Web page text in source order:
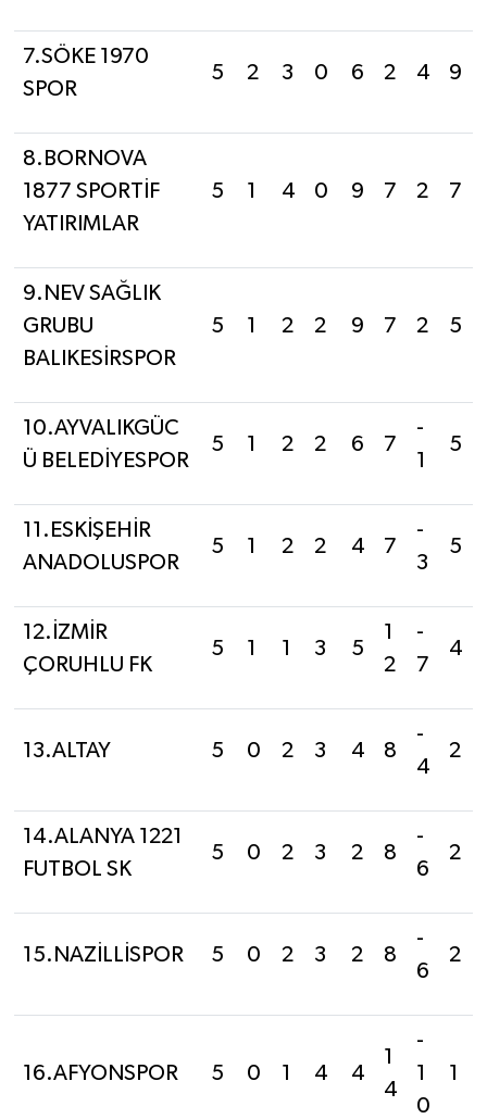
7.SÖKE 1970
SPOR
5 2 3 0 6 2 4 9
8.BORNOVA
1877 SPORTİF
YATIRIMLAR
5 1 4 0 9 7 2 7
9.NEV SAĞLIK
GRUBU
BALIKESİRSPOR
5 1 2 2 9 7 2 5
10.AYVALIKGÜC
Ü BELEDİYESPOR
5 1 2 2 6 7
-
1
5
11.ESKİŞEHİR
ANADOLUSPOR
5 1 2 2 4 7
-
3
5
12.İZMİR
ÇORUHLU FK
5 1 1 3 5
1
2
-
7
4
13.ALTAY 5 0 2 3 4 8
-
4
2
14.ALANYA 1221
FUTBOL SK
5 0 2 3 2 8
-
6
2
15.NAZİLLİSPOR 5 0 2 3 2 8
-
6
2
16.AFYONSPOR 5 0 1 4 4
1
4
-
1
0
1